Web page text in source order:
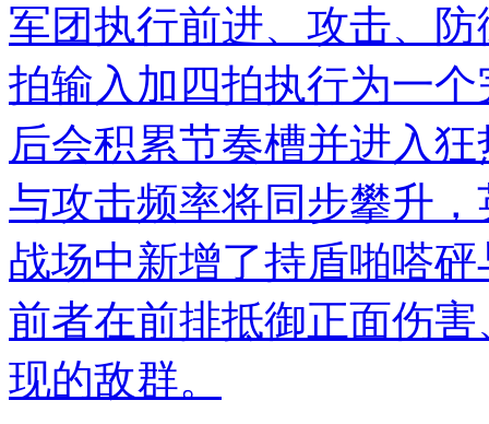
军团执行前进、攻击、
拍输入加四拍执行为一
后会积累节奏槽并进入
与攻击频率将同步攀升
战场中新增了持盾啪嗒
前者在前排抵御正面伤
现的敌群。